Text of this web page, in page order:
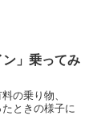
」乗ってみ
の乗り物、
たときの様子に